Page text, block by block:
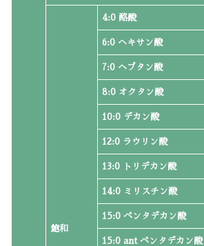
飽和
4:0 酪酸
6:0 ヘキサン酸
7:0 ヘプタン酸
8:0 オクタン酸
10:0 デカン酸
12:0 ラウリン酸
13:0 トリデカン酸
14:0 ミリスチン酸
15:0 ペンタデカン酸
15:0 ant ペンタデカン酸